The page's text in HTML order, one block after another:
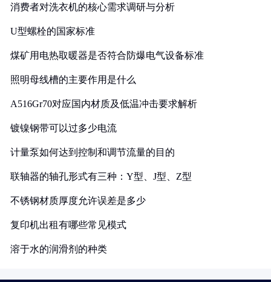
消费者对洗衣机的核心需求调研与分析
U型螺栓的国家标准
煤矿用电热取暖器是否符合防爆电气设备标准
照明母线槽的主要作用是什么
A516Gr70对应国内材质及低温冲击要求解析
镀镍钢带可以过多少电流
计量泵如何达到控制和调节流量的目的
联轴器的轴孔形式有三种：Y型、J型、Z型
不锈钢材质厚度允许误差是多少
复印机出租有哪些常见模式
溶于水的润滑剂的种类